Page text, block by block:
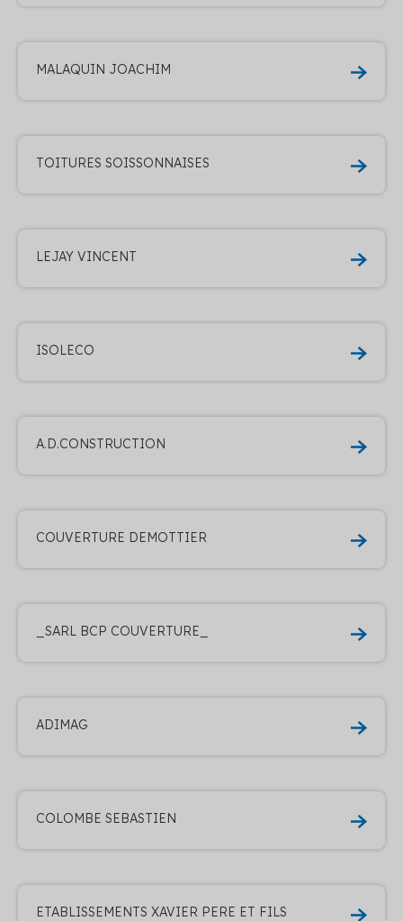
MALAQUIN JOACHIM
TOITURES SOISSONNAISES
LEJAY VINCENT
ISOLECO
A.D.CONSTRUCTION
COUVERTURE DEMOTTIER
_SARL BCP COUVERTURE_
ADIMAG
COLOMBE SEBASTIEN
ETABLISSEMENTS XAVIER PERE ET FILS